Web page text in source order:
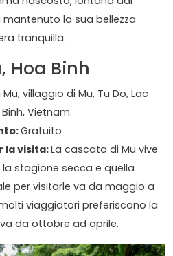
la sua bellezza
tranquilla.
Hoa Binh
villaggio di Mu, Tu Do, Lac
Vietnam.
Gratuito
la visita:La cascata di Mu vive
stagione secca e quella
per visitarle va da maggio a
viaggiatori preferiscono la
da ottobre ad aprile.